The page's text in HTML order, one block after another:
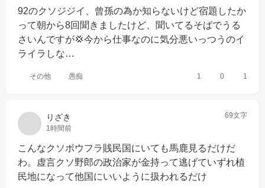
92のクソジジイ、曾孫の為か知らないけど宿題したか
って朝から8回聞きましたけど、聞いてるそばでうる
さいんですが💢今から仕事なのに気分悪いっつうのイ
ライラしな…
その他 愚痴 1 0 1
りざき
1時間前
69文字
こんなクソボウフラ賎民国にいても馬鹿見るだけだ
わ。虚言クソ野郎の政治家が金持って逃げていずれ植
民地になって他国にいいように扱われるだけ